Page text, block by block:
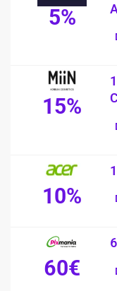
5%
15%
10%
60€